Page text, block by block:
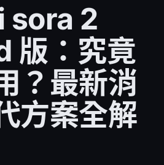
sora 2
版：究竟
？最新消
方案全解